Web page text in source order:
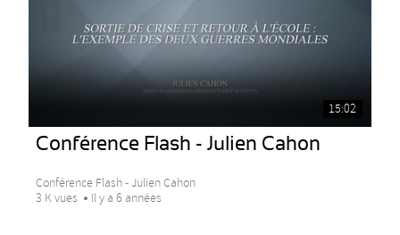
15:02
Conférence Flash - Julien Cahon
Conférence Flash - Julien Cahon
3 K vues
Il y a 6 années